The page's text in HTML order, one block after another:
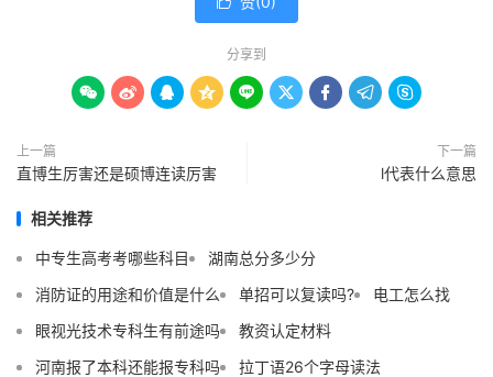
分享到
        
上一篇
直博生厉害还是硕博连读厉害
下一篇
l代表什么意思
相关推荐
中专生高考考哪些科目
湖南总分多少分
消防证的用途和价值是什么
单招可以复读吗?
电工怎么找
眼视光技术专科生有前途吗
教资认定材料
河南报了本科还能报专科吗
拉丁语26个字母读法